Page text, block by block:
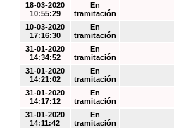
18-03-2020
10:55:29
En
tramitación
10-03-2020
17:16:30
En
tramitación
31-01-2020
14:34:52
En
tramitación
31-01-2020
14:21:02
En
tramitación
31-01-2020
14:17:12
En
tramitación
31-01-2020
14:11:42
En
tramitación